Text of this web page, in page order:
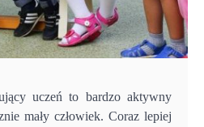
uczeń to bardzo aktywny
mały człowiek. Coraz lepiej